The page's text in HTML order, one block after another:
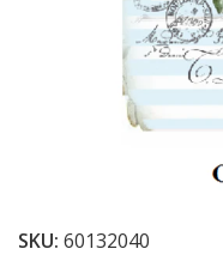
SKU: 60132040